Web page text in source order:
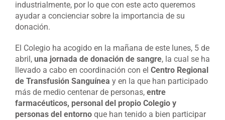
industrialmente, por lo que con este acto queremos
ayudar a concienciar sobre la importancia de su
donación.
El Colegio ha acogido en la mañana de este lunes, 5 de
abril, una jornada de donación de sangre, la cual se ha
llevado a cabo en coordinación con el Centro Regional
de Transfusión Sanguínea y en la que han participado
más de medio centenar de personas, entre
farmacéuticos, personal del propio Colegio y
personas del entorno que han tenido a bien participar